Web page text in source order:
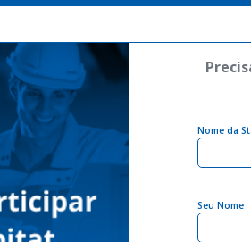
Nome da
Seu Nome